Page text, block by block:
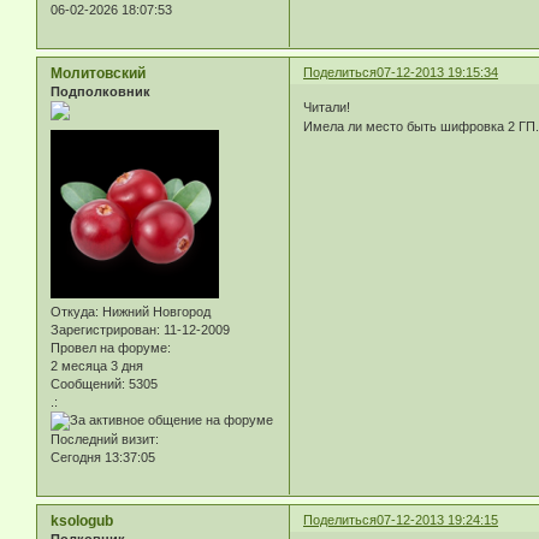
06-02-2026 18:07:53
Поделиться07-12-2013 19:15:34
Молитовский
Подполковник
Откуда: Нижний Новгород
Зарегистрирован: 11-12-2009
Провел на форуме:
2 месяца 3 дня
Сообщений: 5305
.:
Последний визит:
Сегодня 13:37:05
Читали!
Имела ли место быть шифровка 2
Поделиться07-12-2013 19:24:15
ksologub